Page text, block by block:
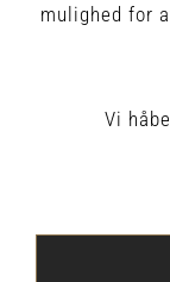
mulighed for
Vi